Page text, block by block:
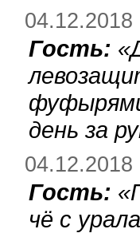
04.12.2018
Гость: «
день за
04.12.2018
Гость: «
чё с